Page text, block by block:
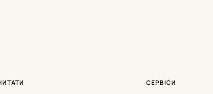
СЕРВІСИ